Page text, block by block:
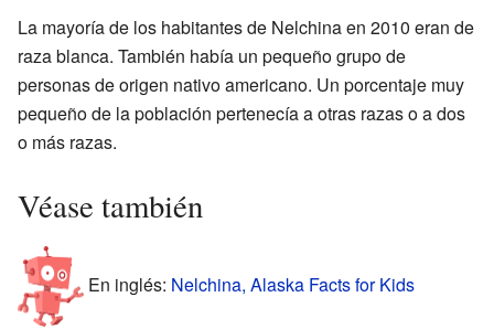
La mayoría de los habitantes de Nelchina en 2010 eran de
raza blanca. También había un pequeño grupo de
personas de origen nativo americano. Un porcentaje muy
pequeño de la población pertenecía a otras razas o a dos
o más razas.
Véase también
En inglés: Nelchina, Alaska Facts for Kids